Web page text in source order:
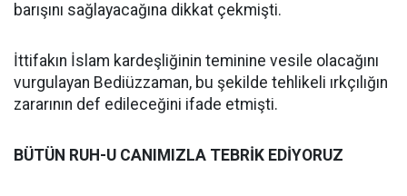
barışını sağlayacağına dikkat çekmişti.
İttifakın İslam kardeşliğinin teminine vesile olacağını
vurgulayan Bediüzzaman, bu şekilde tehlikeli ırkçılığın
zararının def edileceğini ifade etmişti.
BÜTÜN RUH-U CANIMIZLA TEBRİK EDİYORUZ